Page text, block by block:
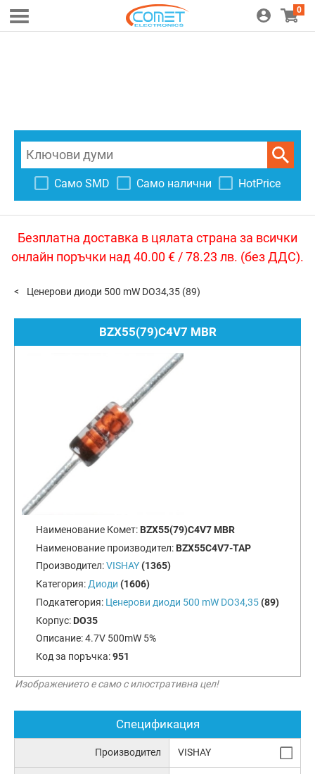
0
Само SMD Само налични HotPrice
Безплатна доставка в цялата страна за всички
онлайн поръчки над 40.00 € / 78.23 лв. (без ДДС).
Ценерови диоди 500 mW DO34,35 (89)
BZX55(79)C4V7 MBR
Наименование Комет: BZX55(79)C4V7 MBR
Наименование производител: BZX55C4V7-TAP
Производител:VISHAY(1365)
Категория: Диоди (1606)
Подкатегория: Ценерови диоди 500 mW DO34,35(89)
Корпус: DO35
Описание:4.7V 500mW 5%
Код за поръчка:951
Изображението е само с илюстративна цел!
Спецификация
Производител VISHAY